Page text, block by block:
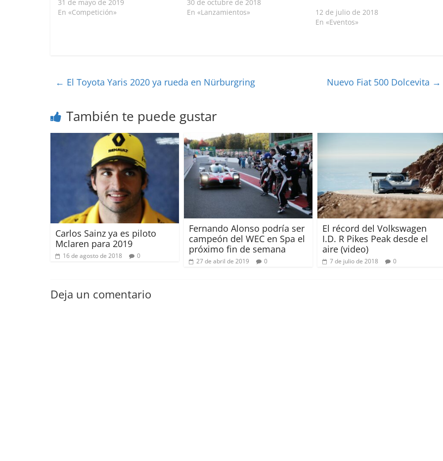
31 de mayo de 2019
En «Competición»
30 de octubre de 2018
En «Lanzamientos»
12 de julio de 2018
En «Eventos»
← El Toyota Yaris 2020 ya rueda en Nürburgring Nuevo Fiat 500 Dolcevita →
También te puede gustar
Carlos Sainz ya es piloto
Mclaren para 2019
16 de agosto de 2018 0
Fernando Alonso podría ser
campeón del WEC en Spa el
próximo fin de semana
27 de abril de 2019 0
El récord del Volkswagen
I.D. R Pikes Peak desde el
aire (video)
7 de julio de 2018 0
Deja un comentario